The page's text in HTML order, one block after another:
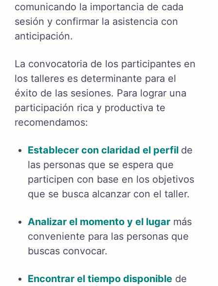
comunicando la importancia de cada
sesión y confirmar la asistencia con
anticipación.
La convocatoria de los participantes en
los talleres es determinante para el
éxito de las sesiones. Para lograr una
participación rica y productiva te
recomendamos:
Establecer con claridad el perfil de
las personas que se espera que
participen con base en los objetivos
que se busca alcanzar con el taller.
Analizar el momento y el lugar más
conveniente para las personas que
buscas convocar.
Encontrar el tiempo disponible de